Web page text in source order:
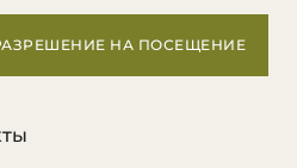
НА ПОСЕЩЕНИЕ